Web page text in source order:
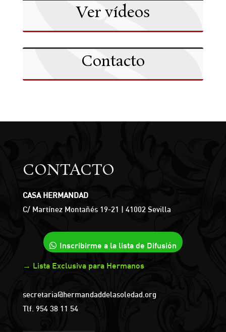
Ver vídeos
Contacto
CONTACTO
CASA HERMANDAD
C/ Martínez Montañés 19-21 | 41002 Sevilla
Inscribirme a la lista de Difusión
→ Lista Exclusiva para Hermanos
secretaria@hermandaddelasoledad.org
Tlf. 954 38 11 54